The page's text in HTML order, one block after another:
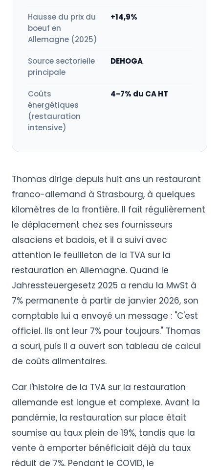
Hausse du prix du
boeuf en
Allemagne (2025)
+14,9%
Source sectorielle
principale
DEHOGA
Coûts
énergétiques
(restauration
intensive)
4-7% du CA HT
Thomas dirige depuis huit ans un restaurant
franco-allemand à Strasbourg, à quelques
kilomètres de la frontière. Il fait régulièrement
le déplacement chez ses fournisseurs
alsaciens et badois, et il a suivi avec
attention le feuilleton de la TVA sur la
restauration en Allemagne. Quand le
Jahressteuergesetz 2025 a rendu la MwSt à
7% permanente à partir de janvier 2026, son
comptable lui a envoyé un message : "C'est
officiel. Ils ont leur 7% pour toujours." Thomas
a souri, puis il a ouvert son tableau de calcul
de coûts alimentaires.
Car l'histoire de la TVA sur la restauration
allemande est longue et complexe. Avant la
pandémie, la restauration sur place était
soumise au taux plein de 19%, tandis que la
vente à emporter bénéficiait déjà du taux
réduit de 7%. Pendant le COVID, le